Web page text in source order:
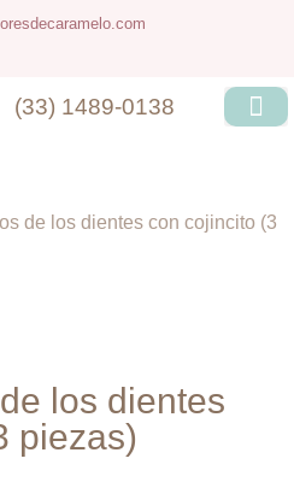
(33) 1489-0138
de los dientes con cojincito (3
los dientes
piezas)